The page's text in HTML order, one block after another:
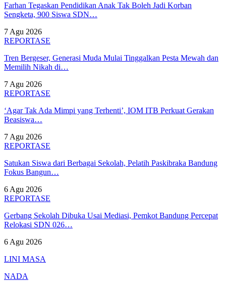
Farhan Tegaskan Pendidikan Anak Tak Boleh Jadi Korban
Sengketa, 900 Siswa SDN…
7 Agu 2026
REPORTASE
Tren Bergeser, Generasi Muda Mulai Tinggalkan Pesta Mewah dan
Memilih Nikah di…
7 Agu 2026
REPORTASE
‘Agar Tak Ada Mimpi yang Terhenti’, IOM ITB Perkuat Gerakan
Beasiswa…
7 Agu 2026
REPORTASE
Satukan Siswa dari Berbagai Sekolah, Pelatih Paskibraka Bandung
Fokus Bangun…
6 Agu 2026
REPORTASE
Gerbang Sekolah Dibuka Usai Mediasi, Pemkot Bandung Percepat
Relokasi SDN 026…
6 Agu 2026
LINI MASA
NADA